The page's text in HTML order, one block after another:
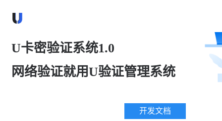
U卡密验证系统1.0
网络验证就用U验证管理系统
开发文档